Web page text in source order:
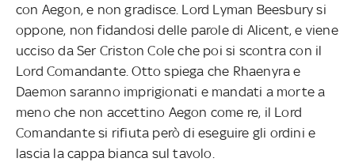
con Aegon, e non gradisce. Lord Lyman Beesbury si
oppone, non fidandosi delle parole di Alicent, e viene
ucciso da Ser Criston Cole che poi si scontra con il
Lord Comandante. Otto spiega che Rhaenyra e
Daemon saranno imprigionati e mandati a morte a
meno che non accettino Aegon come re, il Lord
Comandante si rifiuta però di eseguire gli ordini e
lascia la cappa bianca sul tavolo.